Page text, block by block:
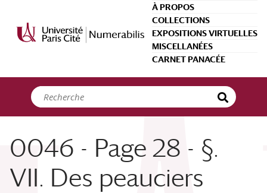
À PROPOS
COLLECTIONS
EXPOSITIONS VIRTUELLES
MISCELLANÉES
CARNET PANACÉE
0046 - Page 28 - §.
VII. Des peauciers